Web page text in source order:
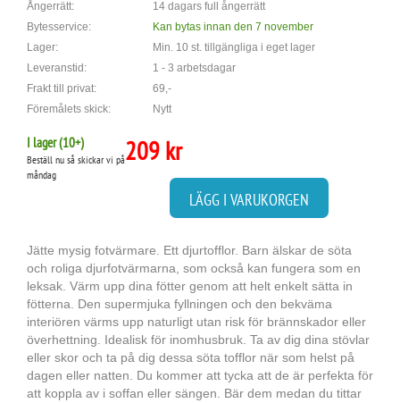
Ångerrätt:
14 dagars full ångerrätt
Bytesservice:
Kan bytas innan den 7 november
Lager:
Min. 10 st. tillgängliga i eget lager
Leveranstid:
1 - 3 arbetsdagar
Frakt till privat:
69,-
Föremålets skick:
Nytt
I lager (10+)
Beställ nu så skickar vi på
måndag
209 kr
LÄGG I VARUKORGEN
Jätte mysig fotvärmare. Ett djurtofflor. Barn älskar de söta
och roliga djurfotvärmarna, som också kan fungera som en
leksak. Värm upp dina fötter genom att helt enkelt sätta in
fötterna. Den supermjuka fyllningen och den bekväma
interiören värms upp naturligt utan risk för brännskador eller
överhettning. Idealisk för inomhusbruk. Ta av dig dina stövlar
eller skor och ta på dig dessa söta tofflor när som helst på
dagen eller natten. Du kommer att tycka att de är perfekta för
att koppla av i soffan eller sängen. Bär dem medan du tittar